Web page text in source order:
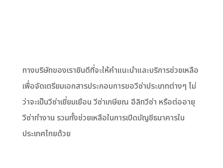
ทางบริษัทของเรายินดีที่จะให้คำแนะนำและบริการช่วยเหลือ
เพื่อจัดเตรียมเอกสารประกอบการขอวีซ่าประเภทต่างๆ ไม่
ว่าจะเป็นวีซ่าเยี่ยมเยือน วีซ่าเกษียณ อีลิทวีซ่า หรือต่ออายุ
วีซ่าทำงาน รวมทั้งช่วยเหลือในการเปิดบัญชีธนาคารใน
ประเทศไทยด้วย